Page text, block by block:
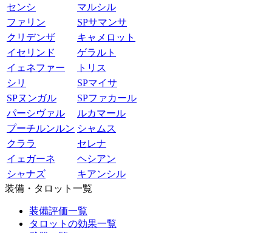
センシ
マルシル
ファリン
SPサマンサ
クリデンザ
キャメロット
イセリンド
ゲラルト
イェネファー
トリス
シリ
SPマイサ
SPヌンガル
SPファカール
パーシヴァル
ルカマール
プーチルンルン シャムス
クララ
セレナ
イェガーネ
ヘシアン
シャナズ
キアンシル
装備・タロット一覧
装備評価一覧
タロットの効果一覧